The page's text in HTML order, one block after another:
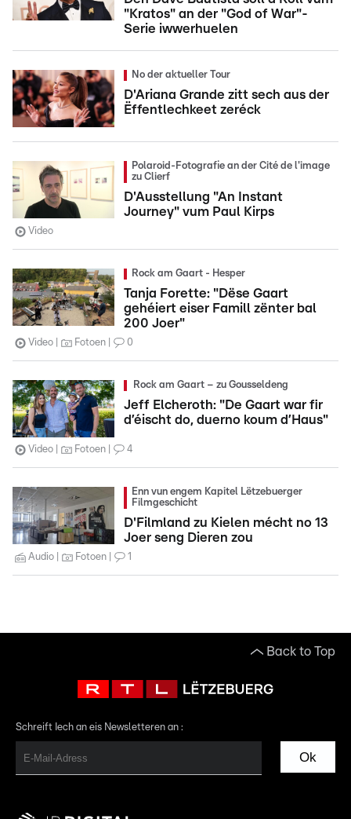
"Kratos" an der "God of War"-
Serie iwwerhuelen
No der aktueller Tour
D'Ariana Grande zitt sech aus der
Ëffentlechkeet zeréck
Polaroid-Fotografie an der Cité de l'image
zu Clierf
D'Ausstellung "An Instant
Journey" vum Paul Kirps
Video
Rock am Gaart - Hesper
Tanja Forette: "Dëse Gaart
gehéiert eiser Famill zënter bal
200 Joer"
Video Fotoen 0
Rock am Gaart – zu Gousseldeng
Jeff Elcheroth: "De Gaart war fir
d’éischt do, duerno koum d’Haus"
Video Fotoen 4
Enn vun engem Kapitel Lëtzebuerger
Filmgeschicht
D'Filmland zu Kielen mécht no 13
Joer seng Dieren zou
Audio Fotoen 1
Back to Top
Schreift Iech an eis Newsletteren an :
Ok